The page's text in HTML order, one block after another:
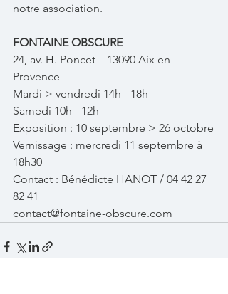
notre association.
FONTAINE OBSCURE
24, av. H. Poncet – 13090 Aix en
Provence
Mardi > vendredi 14h - 18h
Samedi 10h - 12h
Exposition : 10 septembre > 26 octobre
Vernissage : mercredi 11 septembre à
18h30
Contact : Bénédicte HANOT / 04 42 27
82 41
contact@fontaine-obscure.com